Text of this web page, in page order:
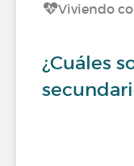
Viviendo
¿Cuáles